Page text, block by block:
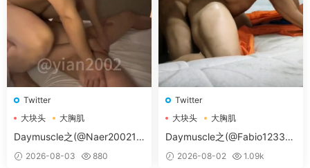
Twitter
大块头
大胸肌
大胸肌肉男
Daymuscle之(@Naer20021-
@纳尔）
2026-08-03 880
Twitter
大块头
大胸肌
大胸肌肉男
Daymuscle之(@Fabio12333-
@辛叔是个G）
2026-08-02 1.09k